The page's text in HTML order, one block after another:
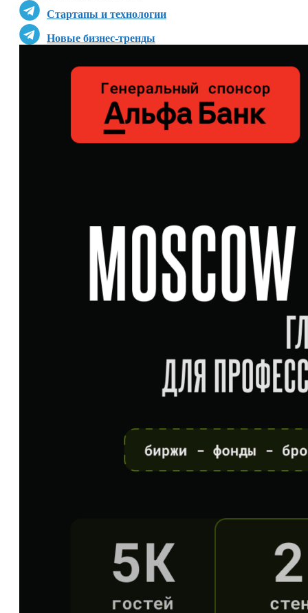
Стартапы и технологии
Новые бизнес-тренды